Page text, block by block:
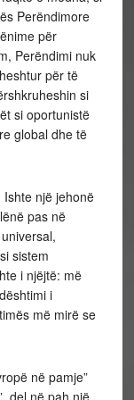
Perëndimore
për
Perëndimi nuk
për të
si
si oportunistë
global dhe të
Ishte një jehonë
pas në
sistem
i njëjtë: më
i
më mirë se
në pamje”
del në pah një